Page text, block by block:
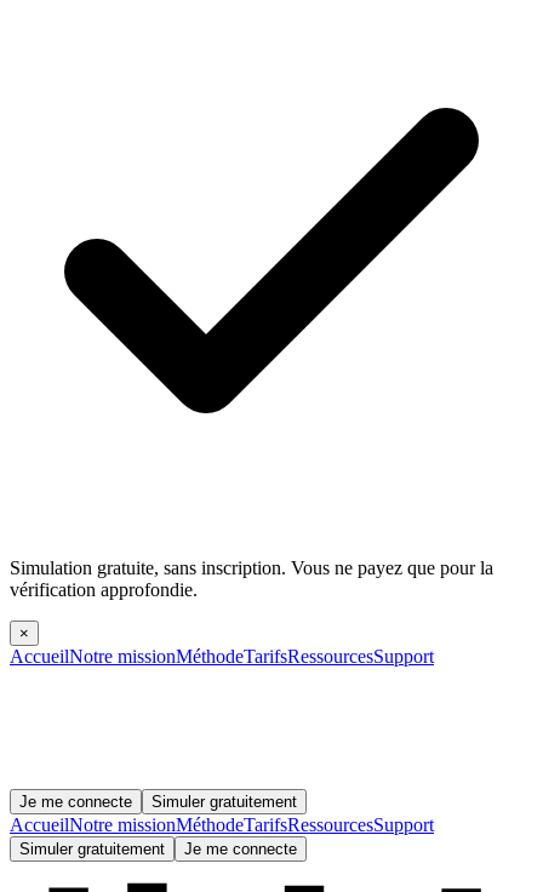
Simulation gratuite, sans inscription. Vous ne payez que pour la
vérification approfondie.
×
AccueilNotre missionMéthodeTarifsRessourcesSupport
Je me connecte Simuler gratuitement
AccueilNotre missionMéthodeTarifsRessourcesSupport
Simuler gratuitement Je me connecte